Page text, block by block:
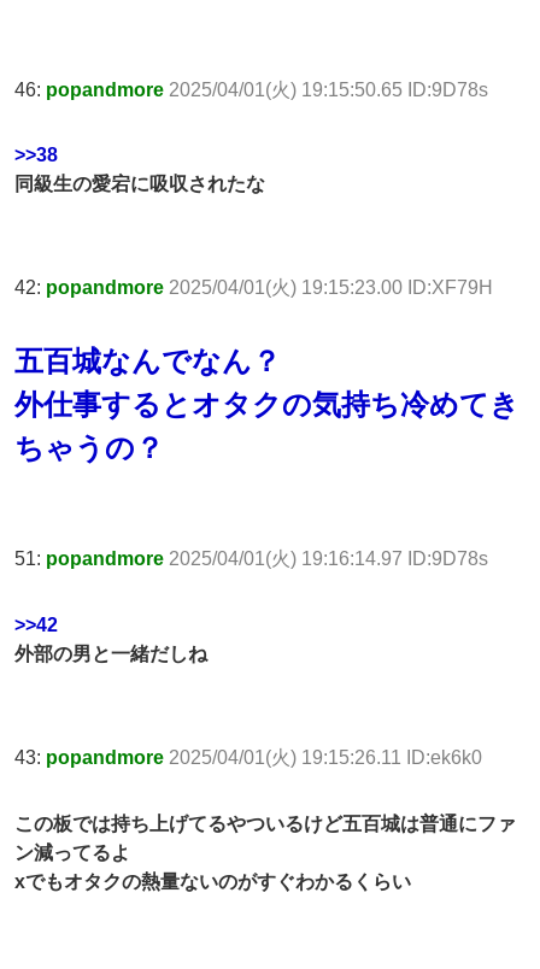
46: popandmore 2025/04/01(火) 19:15:50.65 ID:9D78s
>>38
同級生の愛宕に吸収されたな
42: popandmore 2025/04/01(火) 19:15:23.00 ID:XF79H
五百城なんでなん？
外仕事するとオタクの気持ち冷めてき
ちゃうの？
51: popandmore 2025/04/01(火) 19:16:14.97 ID:9D78s
>>42
外部の男と一緒だしね
43: popandmore 2025/04/01(火) 19:15:26.11 ID:ek6k0
この板では持ち上げてるやついるけど五百城は普通にファ
ン減ってるよ
xでもオタクの熱量ないのがすぐわかるくらい